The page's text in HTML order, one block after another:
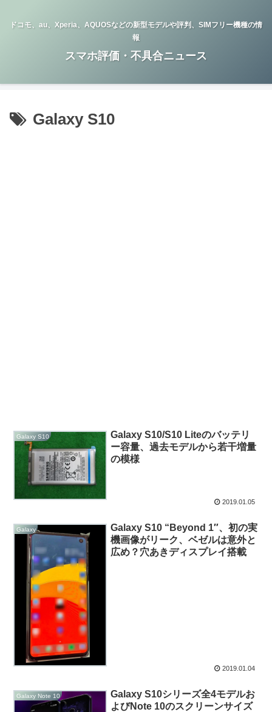
ドコモ、au、Xperia、AQUOSなどの新型モデルや評判、SIMフリー機種の情
報
スマホ評価・不具合ニュース
Galaxy S10
Galaxy S10
Galaxy S10/S10 Liteのバッテリ
ー容量、過去モデルから若干増量
の模様
2019.01.05
Galaxy
Galaxy S10 “Beyond 1″、初の実
機画像がリーク、ベゼルは意外と
広め？穴あきディスプレイ搭載
2019.01.04
Galaxy Note 10
Galaxy S10シリーズ全4モデルお
よびNote 10のスクリーンサイズ